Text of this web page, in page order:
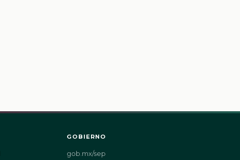
GOBIERNO
gob.mx/sep